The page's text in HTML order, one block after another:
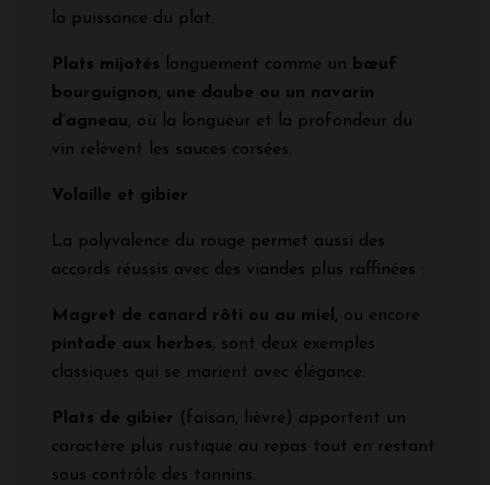
la puissance du plat.
Plats mijotés longuement comme un
bœuf
bourguignon, une daube ou un navarin
d’agneau, où la longueur et la profondeur du
vin relèvent les sauces corsées.
Volaille et gibier
La polyvalence du rouge permet aussi des
accords réussis avec des viandes plus raffinées :
Magret de canard rôti ou au miel , ou encore
pintade aux herbes, sont deux exemples
classiques qui se marient avec élégance.
Plats de gibier (faisan, lièvre) apportent un
caractère plus rustique au repas tout en restant
sous contrôle des tannins.